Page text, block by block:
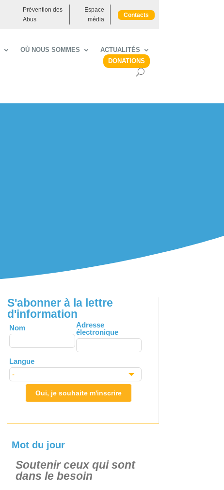
Prévention des
Abus
Espace
média
Contacts
OÙ NOUS SOMMES
ACTUALITÉS
DONATIONS
S'abonner à la lettre
d'information
Leave
this
field
blank
Nom
Adresse
électronique
Langue
Oui, je souhaite m'inscrire
Mot du jour
Soutenir ceux qui sont
dans le besoin